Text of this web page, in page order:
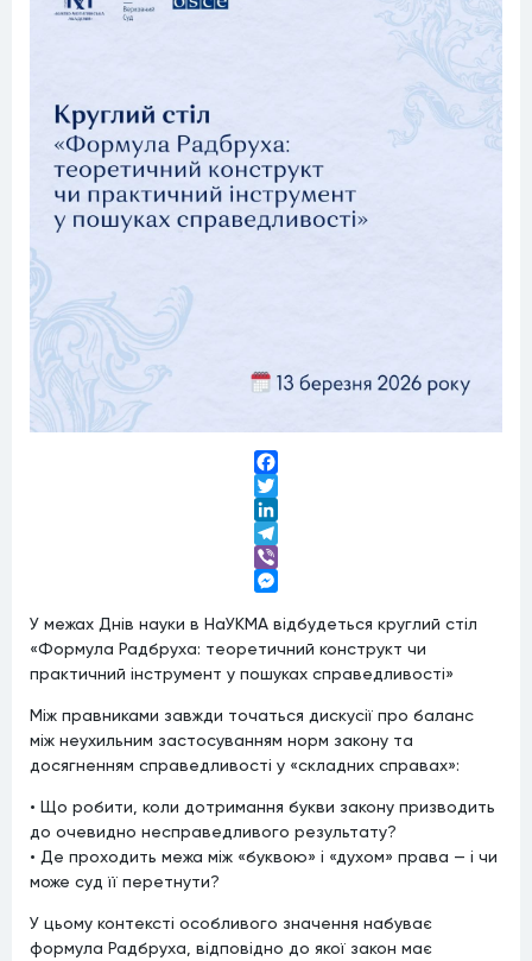
Facebook
Twitter
LinkedIn
Telegram
Viber
У межах Днів науки в НаУКМА відбудеться круглий стіл
«Формула Радбруха: теоретичний конструкт чи
практичний інструмент у пошуках справедливості»
Між правниками завжди точаться дискусії про баланс
між неухильним застосуванням норм закону та
досягненням справедливості у «складних справах»:
• Що робити, коли дотримання букви закону призводить
до очевидно несправедливого результату?
• Де проходить межа між «буквою» і «духом» права — і чи
може суд її перетнути?
У цьому контексті особливого значення набуває
формула Радбруха, відповідно до якої закон має